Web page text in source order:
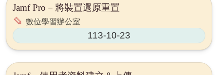
Jamf Pro－將裝置還原重置
數位學習辦公室
113-10-23